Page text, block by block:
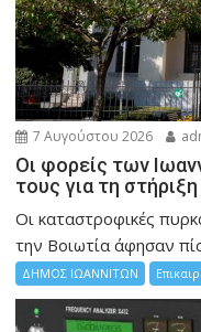
7 Αυγούστου 2026
Οι φορείς των
τους για τη
Οι καταστροφικές
την Bοιωτία άφησαν
ΔΗΜΟΣ ΙΩΑΝΝΙΤΩΝ